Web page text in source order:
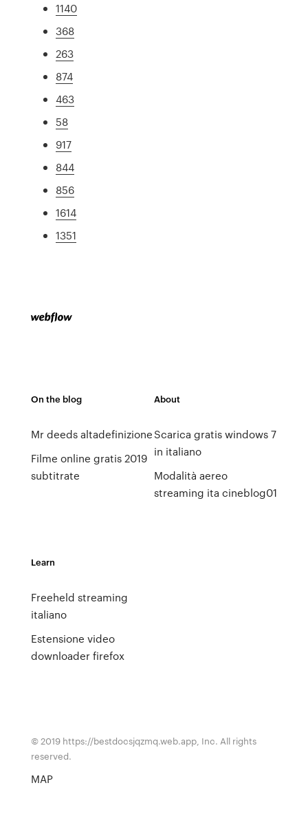
1140
368
263
874
463
58
917
844
856
1614
1351
On the blog
Mr deeds altadefinizione
Filme online gratis 2019
subtitrate
About
Scarica gratis windows 7
in italiano
Modalità aereo
streaming ita cineblog01
Learn
Freeheld streaming
italiano
Estensione video
downloader firefox
© 2019 https://bestdocsjqzmq.web.app, Inc. All rights
reserved.
MAP